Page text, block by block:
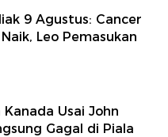
9 Agustus: Cancer
Leo Pemasukan
Usai John
Gagal di Piala